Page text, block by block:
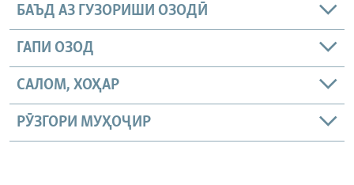
БАЪД АЗ ГУЗОРИШИ ОЗОДӢ
ГАПИ ОЗОД
САЛОМ, ХОҲАР
РӮЗГОРИ МУҲОҶИР